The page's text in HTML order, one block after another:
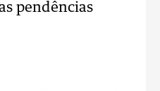
pendências